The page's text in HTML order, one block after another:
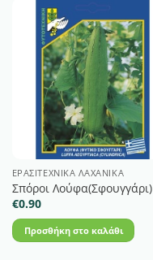
ΕΡΑΣΙΤΕΧΝΙΚΆ ΛΑΧΑΝΙΚΆ
Σπόροι Λούφα(Σφουγγάρι)
€0.90
Προσθήκη στο καλάθι